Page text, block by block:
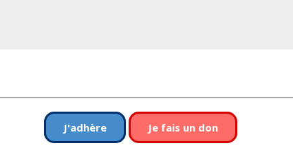
J'adhère Je fais un don